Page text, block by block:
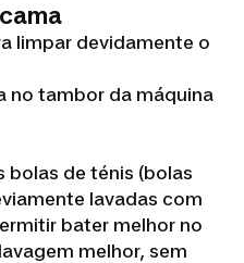
limpar devidamente o
no tambor da máquina
bolas de ténis (bolas
lavadas com
bater melhor no
melhor, sem